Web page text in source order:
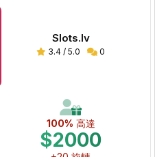
Slots.lv
3.4 / 5.0 0
100% 高達
$2000